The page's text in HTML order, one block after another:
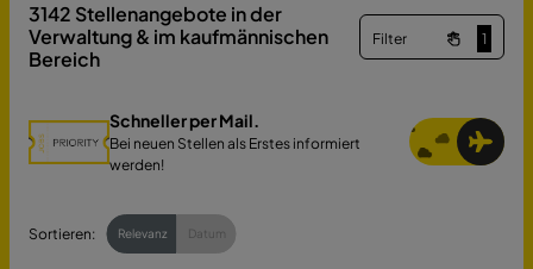
3142 Stellenangebote in der
Verwaltung & im kaufmännischen
Bereich
Filter 1
Schneller per Mail.
Bei neuen Stellen als Erstes informiert
werden!
Sortieren: Relevanz Datum